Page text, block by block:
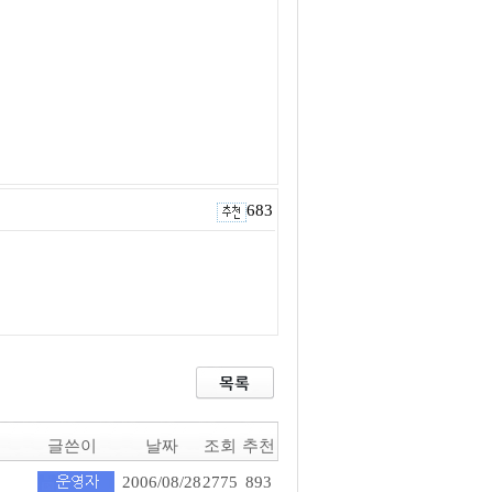
683
글쓴이 날짜 조회 추천
2006/08/282775 893